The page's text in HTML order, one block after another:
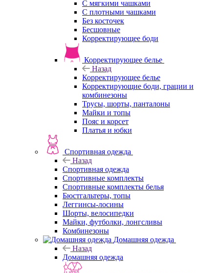
С мягкими чашками
С плотными чашками
Без косточек
Бесшовные
Корректирующее боди
Корректирующее белье
Назад
Корректирующее белье
Корректирующие боди, грации и
комбинезоны
Трусы, шорты, панталоны
Майки и топы
Пояс и корсет
Платья и юбки
Спортивная одежда
Назад
Спортивная одежда
Спортивные комплекты
Спортивные комплекты белья
Бюстгальтеры, топы
Леггинсы-лосины
Шорты, велосипедки
Майки, футболки, лонгсливы
Комбинезоны
Домашняя одежда
Назад
Домашняя одежда